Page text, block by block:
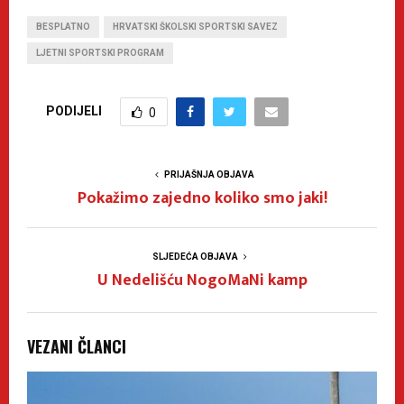
BESPLATNO HRVATSKI ŠKOLSKI SPORTSKI SAVEZ
LJETNI SPORTSKI PROGRAM
PODIJELI 0
PRIJAŠNJA OBJAVA
Pokažimo zajedno koliko smo jaki!
SLJEDEĆA OBJAVA
U Nedelišću NogoMaNi kamp
VEZANI ČLANCI